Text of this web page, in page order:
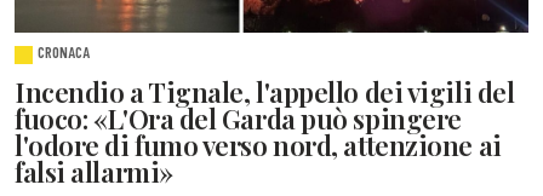
CRONACA
Incendio a Tignale, l'appello dei vigili del
fuoco: «L'Ora del Garda può spingere
l'odore di fumo verso nord, attenzione ai
falsi allarmi»